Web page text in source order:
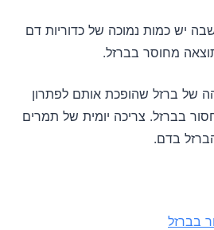
יש כמות נמוכה של כדוריות דם
מחוסר בברזל.
של ברזל שהופכת אותם לפתרון
בברזל. צריכה יומית של תמרים
בדם.